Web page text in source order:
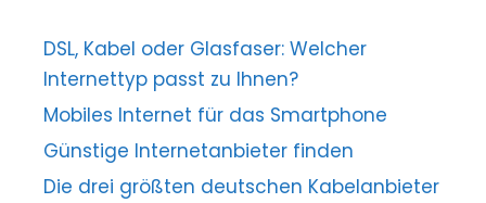
DSL, Kabel oder Glasfaser: Welcher
Internettyp passt zu Ihnen?
Mobiles Internet für das Smartphone
Günstige Internetanbieter finden
Die drei größten deutschen Kabelanbieter